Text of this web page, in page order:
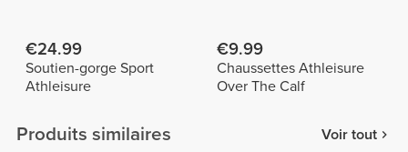
€24.99
Soutien-gorge Sport
Athleisure
€9.99
Chaussettes Athleisure
Over The Calf
Produits similaires Voir tout